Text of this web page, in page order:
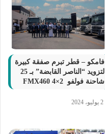
فامكو – قطر تبرم صفقة كبيرة
لتزويد “الناصر القابضة” بـ 25
شاحنة فولفو FMX460 4×2
2 يوليو، 2024